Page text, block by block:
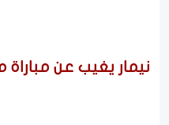
نيمار يغيب عن